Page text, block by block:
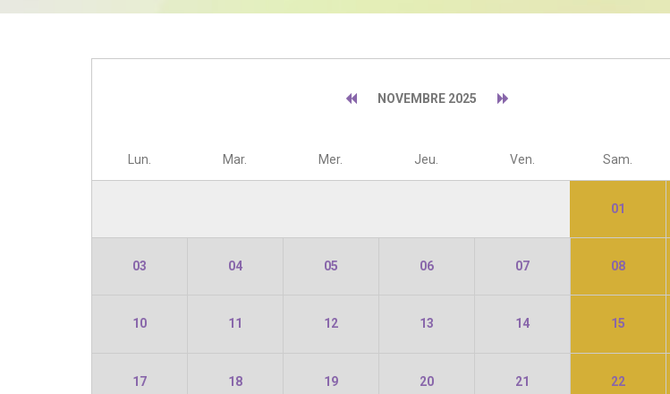
NOVEMBRE 2025
Lun. Mar. Mer. Jeu. Ven. Sam.
01
03 04 05 06 07 08
10 11 12 13 14 15
17 18 19 20 21 22